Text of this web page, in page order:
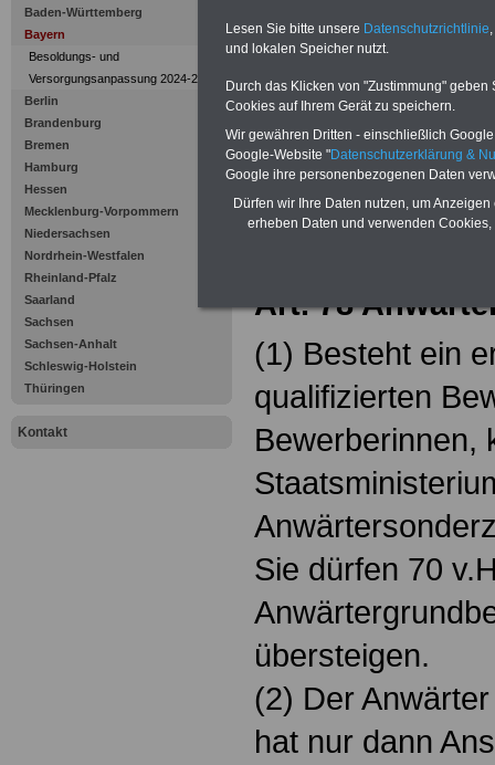
Baden-Württemberg
Bayern
Besoldungs- und
Versorgungsanpassung 2024-2025
Berlin
Brandenburg
Bremen
Hamburg
Hessen
Mecklenburg-Vorpommern
Niedersachsen
Nordrhein-Westfalen
Rheinland-Pfalz
Saarland
Sachsen
Sachsen-Anhalt
Schleswig-Holstein
Thüringen
Kontakt
Zur Übersicht
Art. 78
(1) Besteht ein
qualifizierten
Bewerberinnen,
Sie dürfen 70
übersteigen.
(2) Der
hat nur dann
Lesen Sie bitte unsere Datenschutzrichtlinie
und lokalen Speicher nutzt.
Durch das Klicken von "Zustimmung"
Cookies auf Ihrem Gerät zu speichern.
Wir gewähren Dritten - einschließlich
Google-Website "Datenschutzerklärung &
Google ihre personenbezogenen Daten
Dürfen wir Ihre Daten nutzen, um
erheben Daten und verwenden